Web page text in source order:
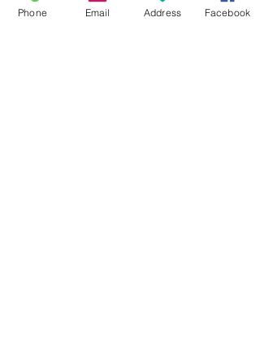
Phone Email Address Facebook